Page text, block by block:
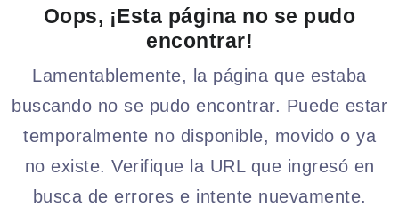
Oops, ¡Esta página no se pudo
encontrar!
Lamentablemente, la página que estaba
buscando no se pudo encontrar. Puede estar
temporalmente no disponible, movido o ya
no existe. Verifique la URL que ingresó en
busca de errores e intente nuevamente.